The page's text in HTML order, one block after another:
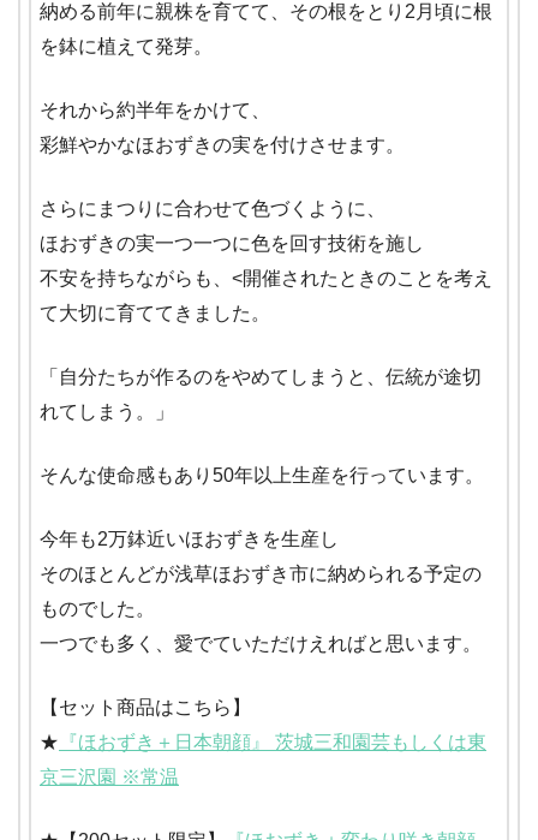
納める前年に親株を育てて、その根をとり2月頃に根
を鉢に植えて発芽。
それから約半年をかけて、
彩鮮やかなほおずきの実を付けさせます。
さらにまつりに合わせて色づくように、
ほおずきの実一つ一つに色を回す技術を施し
不安を持ちながらも、<開催されたときのことを考え
て大切に育ててきました。
「自分たちが作るのをやめてしまうと、伝統が途切
れてしまう。」
そんな使命感もあり50年以上生産を行っています。
今年も2万鉢近いほおずきを生産し
そのほとんどが浅草ほおずき市に納められる予定の
ものでした。
一つでも多く、愛でていただけえればと思います。
【セット商品はこちら】
★ 『ほおずき＋日本朝顔』 茨城三和園芸もしくは東
京三沢園 ※常温